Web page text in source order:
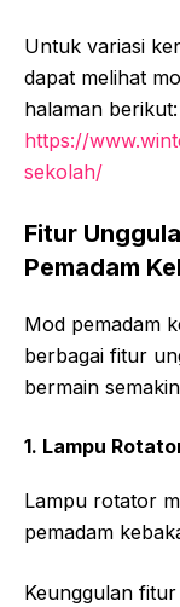
Untuk variasi
dapat melihat
halaman berikut:
https://
sekolah/
Fitur
Pemadam
Mod pemadam
berbagai fitur
bermain
1. Lampu
Lampu rotator
pemadam
Keunggulan fitur